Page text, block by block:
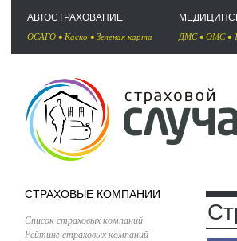
АВТОСТРАХОВАНИЕ
ОСАГО • Каско • Зеленая карта ДМС• ОМС•
СТРАХОВЫЕ КОМПАНИИ
Список страховых компаний
Рейтинг страховых компаний